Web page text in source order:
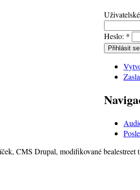
Heslo: *
CMS Drupal, modifikované bealestreet